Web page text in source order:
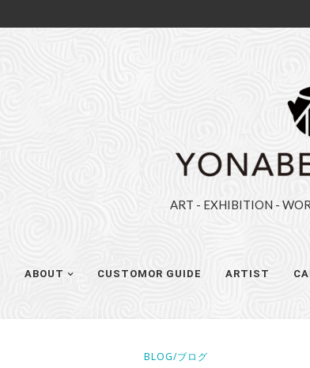
ART - EXHIBITION -
ABOUT CUSTOMOR GUIDE ARTIST
BLOG/ブログ